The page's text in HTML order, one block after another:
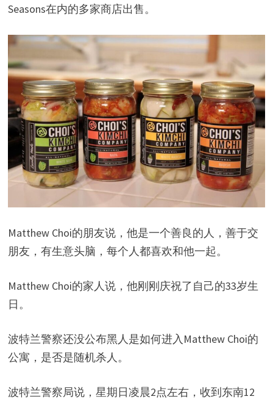
Seasons在内的多家商店出售。
Matthew Choi的朋友说，他是一个善良的人，善于交
朋友，有生意头脑，每个人都喜欢和他一起。
Matthew Choi的家人说，他刚刚庆祝了自己的33岁生
日。
波特兰警察还没公布黑人是如何进入Matthew Choi的
公寓，是否是随机杀人。
波特兰警察局说，星期日凌晨2点左右，收到东南12